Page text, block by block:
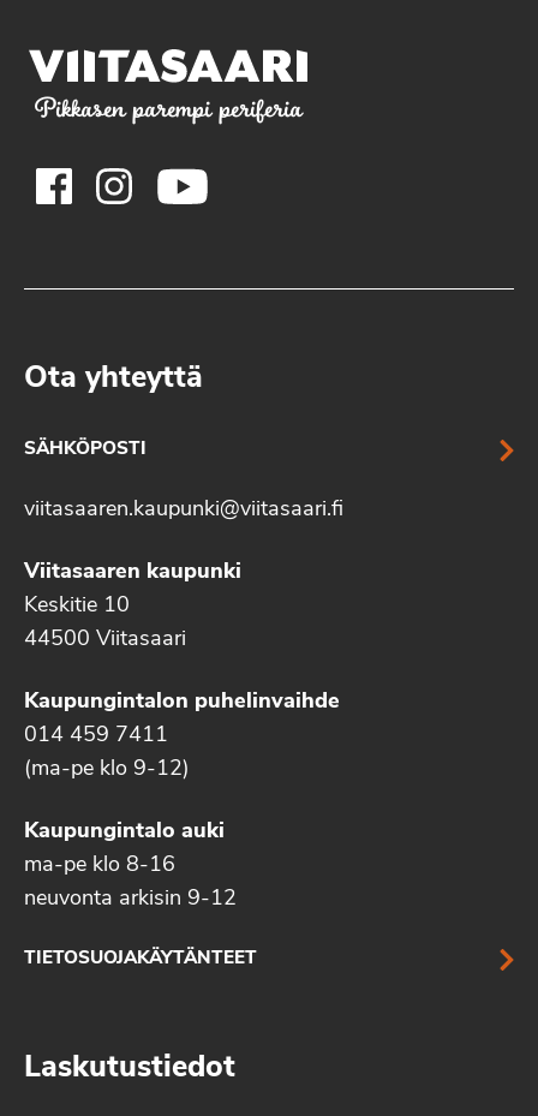
Pikkasen parempi periferia
Ota yhteyttä
SÄHKÖPOSTI
viitasaaren.kaupunki@viitasaari.fi
Viitasaaren kaupunki
Keskitie 10
44500 Viitasaari
Kaupungintalon puhelinvaihde
014 459 7411
(ma-pe klo 9-12)
Kaupungintalo auki
ma-pe klo 8-16
neuvonta arkisin 9-12
TIETOSUOJAKÄYTÄNTEET
Laskutustiedot